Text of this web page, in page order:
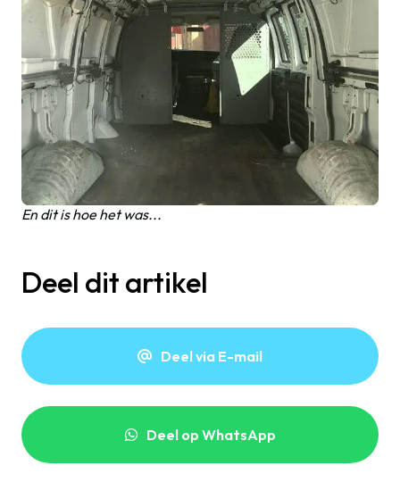
En dit is hoe het was...
Deel dit artikel
Deel via E-mail
Deel op WhatsApp